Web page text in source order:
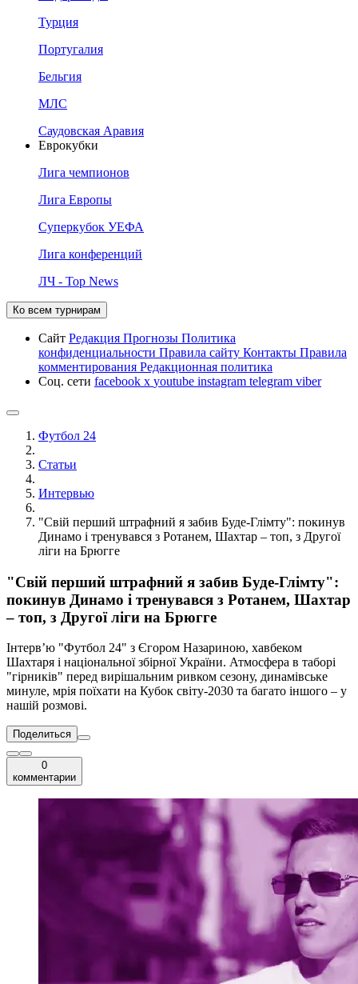
Турция
Португалия
Бельгия
МЛС
Саудовская Аравия
Еврокубки
Лига чемпионов
Лига Европы
Суперкубок УЕФА
Лига конференций
ЛЧ - Top News
Ко всем турнирам
Сайт Редакция Прогнозы Политика
конфиденциальности Правила сайту Контакты Правила
комментирования Редакционная политика
Соц. сети facebook x youtube instagram telegram viber
Футбол 24
Статьи
Интервью
"Свій перший штрафний я забив Буде-Глімту": покинув
Динамо і тренувався з Ротанем, Шахтар – топ, з Другої
ліги на Брюгге
"Свій перший штрафний я забив Буде-Глімту":
покинув Динамо і тренувався з Ротанем, Шахтар
– топ, з Другої ліги на Брюгге
Інтерв’ю "Футбол 24" з Єгором Назариною, хавбеком
Шахтаря і національної збірної України. Атмосфера в таборі
"гірників" перед вирішальним ривком сезону, динамівське
минуле, мрія поїхати на Кубок світу-2030 та багато іншого – у
нашій розмові.
Поделиться
0
комментарии